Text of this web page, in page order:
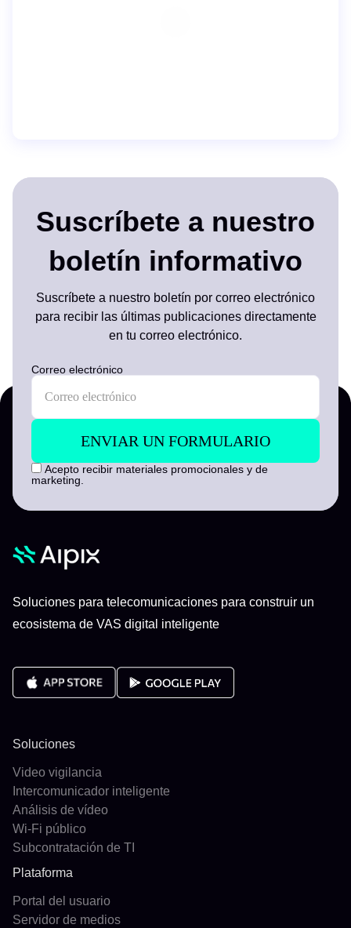
Suscríbete a nuestro
boletín informativo
Suscríbete a nuestro boletín por correo electrónico
para recibir las últimas publicaciones directamente
en tu correo electrónico.
Correo electrónico
Acepto recibir materiales promocionales y de
marketing.
Soluciones para telecomunicaciones para construir un
ecosistema de VAS digital inteligente
Soluciones
Video vigilancia
Intercomunicador inteligente
Análisis de vídeo
Wi-Fi público
Subcontratación de TI
Plataforma
Portal del usuario
Servidor de medios